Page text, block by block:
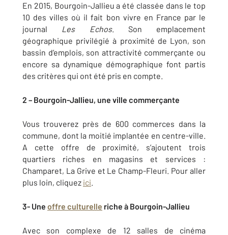
En 2015, Bourgoin-Jallieu a été classée dans le top
10 des villes où il fait bon vivre en France par le
journal Les Echos. Son emplacement
géographique privilégié à proximité de Lyon, son
bassin d’emplois, son attractivité commerçante ou
encore sa dynamique démographique font partis
des critères qui ont été pris en compte.
2 – Bourgoin-Jallieu, une ville commerçante
Vous trouverez près de 600 commerces dans la
commune, dont la moitié implantée en centre-ville.
A cette offre de proximité, s’ajoutent trois
quartiers riches en magasins et services :
Champaret, La Grive et Le Champ-Fleuri. Pour aller
plus loin, cliquez ici.
3- Une offre culturelle riche à Bourgoin-Jallieu
Avec son complexe de 12 salles de cinéma